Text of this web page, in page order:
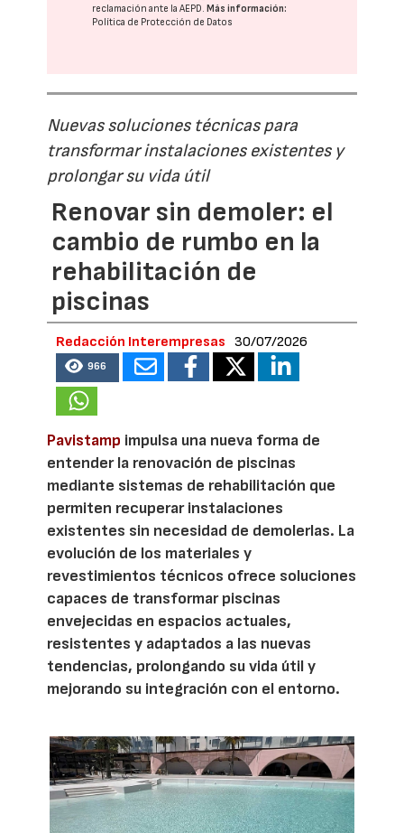
reclamación ante laAEPD .Más información:
Política de Protección de Datos
Nuevas soluciones técnicas para
transformar instalaciones existentes y
prolongar su vida útil
Renovar sin demoler: el
cambio de rumbo en la
rehabilitación de
piscinas
Redacción Interempresas 30/07/2026
966
Pavistamp impulsa una nueva forma de
entender la renovación de piscinas
mediante sistemas de rehabilitación que
permiten recuperar instalaciones
existentes sin necesidad de demolerlas. La
evolución de los materiales y
revestimientos técnicos ofrece soluciones
capaces de transformar piscinas
envejecidas en espacios actuales,
resistentes y adaptados a las nuevas
tendencias, prolongando su vida útil y
mejorando su integración con el entorno.